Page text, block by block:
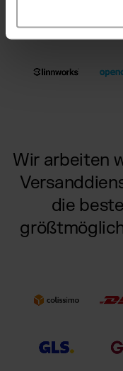
Wir arbeiten
die